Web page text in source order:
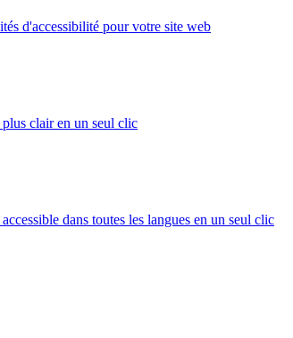
d'accessibilité pour votre site web
clair en un seul clic
dans toutes les langues en un seul clic